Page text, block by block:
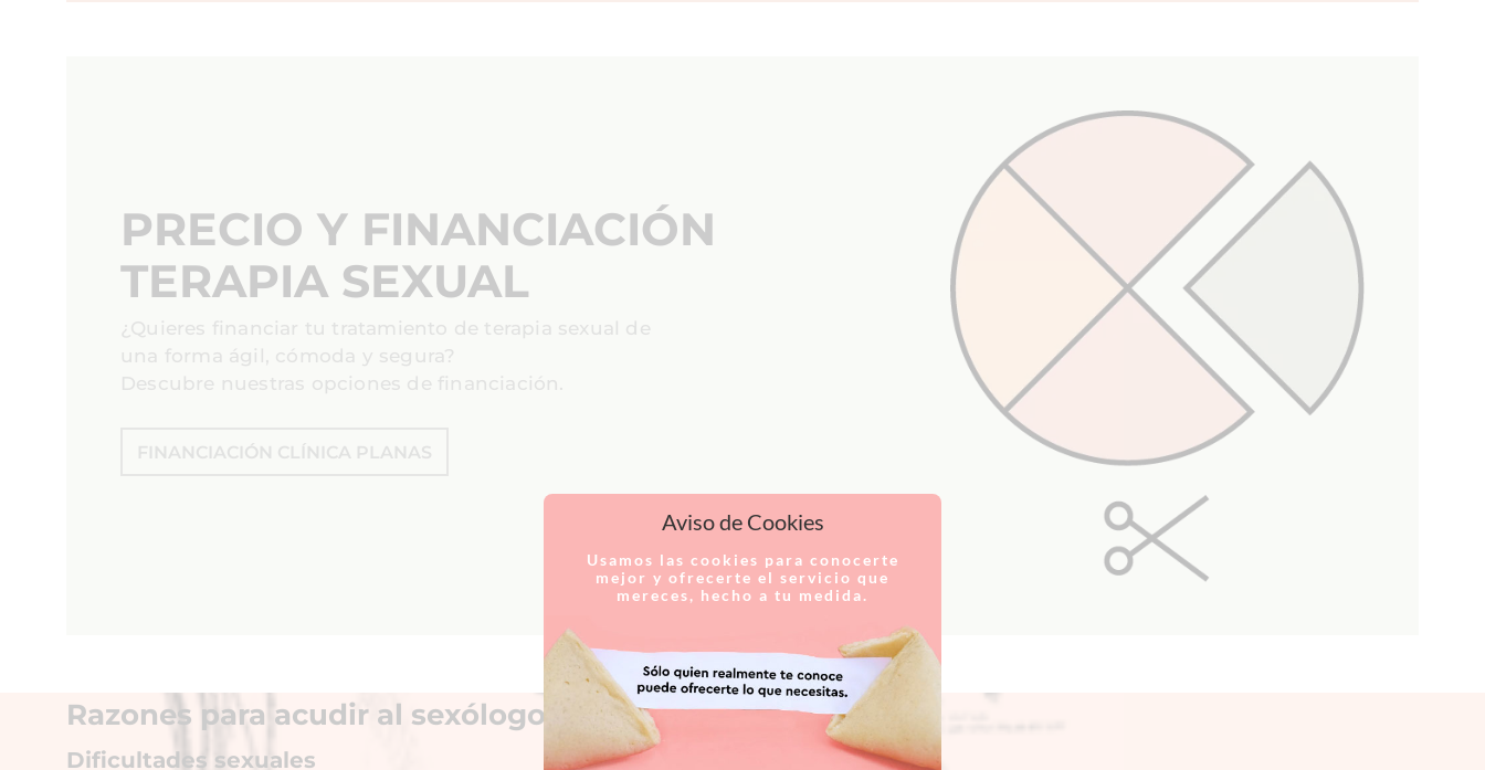
PRECIO Y FINANCIACIÓN
TERAPIA SEXUAL
¿Quieres financiar tu tratamiento de terapia sexual de
una forma ágil, cómoda y segura?
Descubre nuestras opciones de financiación.
FINANCIACIÓN CLÍNICA PLANAS
Razones para acudir al sexólogo
Dificultades sexuales
Aviso de Cookies
Usamos las cookies para conocerte
mejor y ofrecerte el servicio que
mereces, hecho a tu medida.